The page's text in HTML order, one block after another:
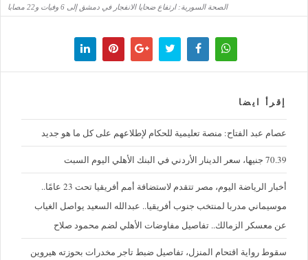
الصحة السورية: ارتفاع ضحايا الانفجار في دمشق إلى 6 وفيات و22 مصابا
إقرأ ايضا
عصام عبد الفتاح: منصة تعليمية للحكام لإطلاعهم على كل ما هو جديد
70.39 جنيها، سعر الدينار الأردني في البنك الأهلي اليوم السبت
أخبار الرياضة اليوم، مصر تتقدم لاستضافة أمم أفريقيا تحت 23 عامًا..
موسيماني مدربا لمنتخب جنوب أفريقيا.. عبدالله السعيد يواصل الغياب
عن معسكر الزمالك.. تفاصيل مفاوضات الأهلي لضم محمود صلاح
سقوط رواية اقتحام المنزل، تفاصيل ضبط تاجر مخدرات بحوزته هيروين